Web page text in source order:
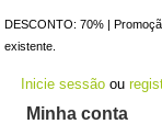
DESCONTO: 70% |
existente.
Inicie sessão ou
Minha conta